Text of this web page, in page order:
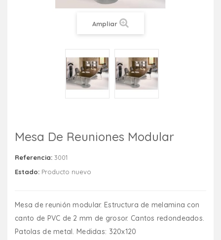
Ampliar
Mesa De Reuniones Modular
Referencia: 3001
Estado: Producto nuevo
Mesa de reunión modular. Estructura de melamina con
canto de PVC de 2 mm de grosor. Cantos redondeados.
Patolas de metal. Medidas: 320x120